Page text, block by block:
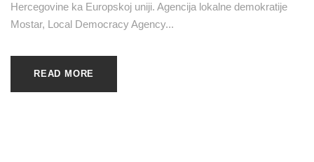
Hercegovine ka Europskoj uniji. Agencija lokalne demokratije
Mostar, Local Democracy Agency...
READ MORE